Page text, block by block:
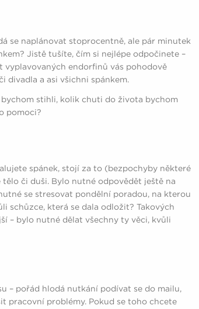
se naplánovat stoprocentně, ale pár minutek
Jistě tušíte, čím si nejlépe odpočinete –
endorfinů vás pohodově
divadla a asi všichni spánkem.
stihli, kolik chuti do života bychom
pomoci?
spánek, stojí za to (bezpochyby některé
či duši. Bylo nutné odpovědět ještě na
se stresovat pondělní poradou, na kterou
schůzce, která se dala odložit? Takových
– bylo nutné dělat všechny ty věci, kvůli
– pořád hlodá nutkání podívat se do mailu,
pracovní problémy. Pokud se toho chcete